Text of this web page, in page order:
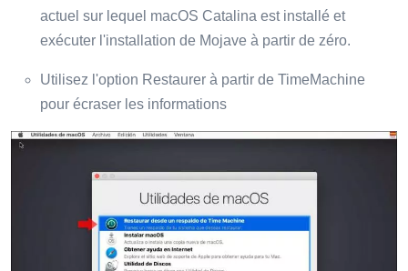
actuel sur lequel macOS Catalina est installé et
exécuter l'installation de Mojave à partir de zéro.
Utilisez l'option Restaurer à partir de TimeMachine
pour écraser les informations